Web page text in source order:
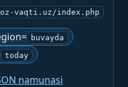
vaqti.uz/index.php
buvayda
today
namunasi